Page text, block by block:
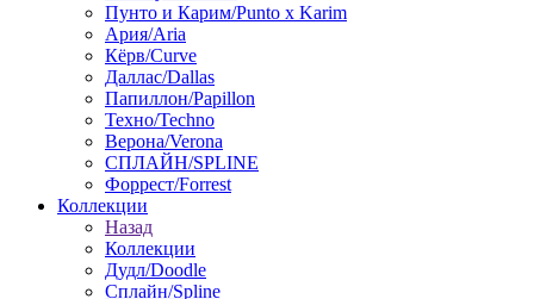
Пунто и Карим/Punto x Karim
Ария/Aria
Кёрв/Curve
Даллас/Dallas
Папиллон/Papillon
Техно/Techno
Верона/Verona
СПЛАЙН/SPLINE
Форрест/Forrest
Коллекции
Назад
Коллекции
Дудл/Doodle
Сплайн/Spline